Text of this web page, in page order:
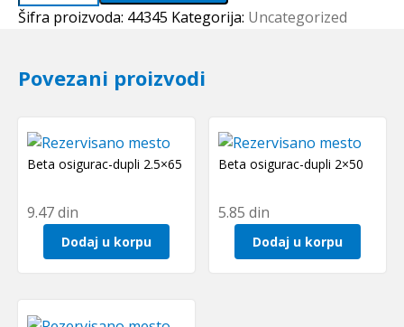
202330
količina
Šifra proizvoda: 44345 Kategorija: Uncategorized
Povezani proizvodi
Beta osigurac-dupli 2.5×65
9.47din
Dodaj u korpu
Beta osigurac-dupli 2×50
5.85din
Dodaj u korpu